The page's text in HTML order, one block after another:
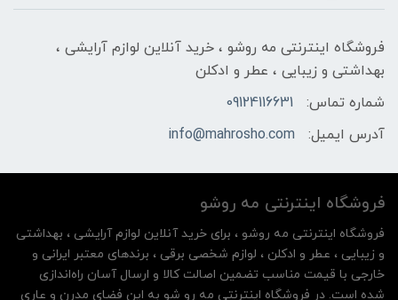
فروشگاه اینترنتی مه‌ رو‌شو ، خرید آنلاین لوازم آرایشی ،
بهداشتی و زیبایی ، عطر و ادکلن
شماره تماس:
09124116631
آدرس ایمیل:
info@mahrosho.com
فروشگاه اینترنتی مه‌ رو‌شو
فروشگاه اینترنتی مه‌ رو‌شو ، برای خرید آنلاین لوازم آرایشی ، بهداشتی
و زیبایی ، عطر و ادکلن ، لوازم شخصی برقی ، برندهای معتبر ایرانی و
خارجی با قیمت مناسب تضمین اصالت کالا و ارسال آسان راه‌اندازی
شده است. در فروشگاه اینترنتی مه رو شو به این فضای مدرن و عاری